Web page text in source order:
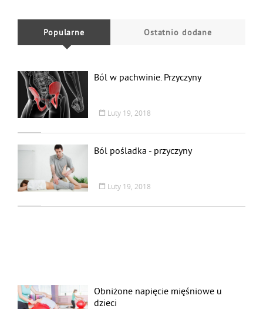
Popularne Ostatnio dodane
Ból w pachwinie. Przyczyny
Luty 19, 2018
Ból pośladka - przyczyny
Luty 19, 2018
Obniżone napięcie mięśniowe u
dzieci